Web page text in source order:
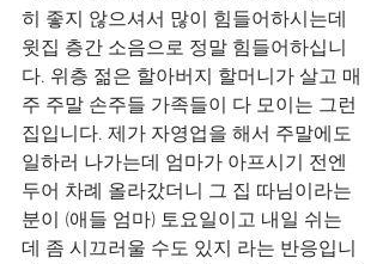
히 좋지 않으셔서 많이 힘들어하시는데
윗집 층간 소음으로 정말 힘들어하십니
다. 위층 젊은 할아버지 할머니가 살고 매
주 주말 손주들 가족들이 다 모이는 그런
집입니다. 제가 자영업을 해서 주말에도
일하러 나가는데 엄마가 아프시기 전엔
두어 차례 올라갔더니 그 집 따님이라는
분이 (애들 엄마) 토요일이고 내일 쉬는
데 좀 시끄러울 수도 있지 라는 반응입니